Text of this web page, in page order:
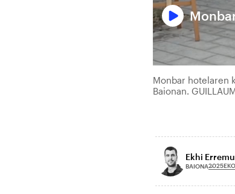
Monbar hotelaren
Baionan.
Ekhi
BAIONA